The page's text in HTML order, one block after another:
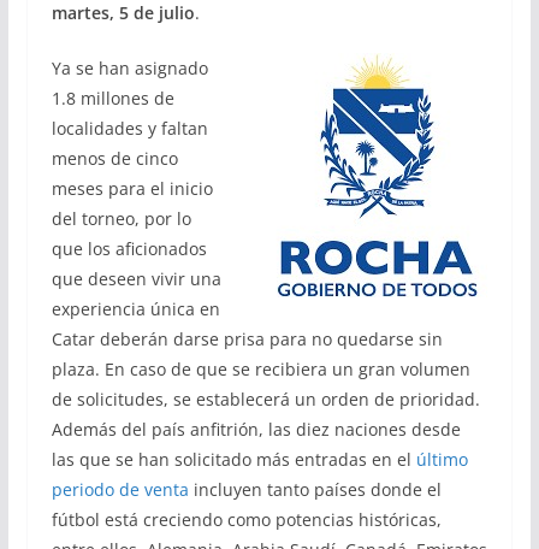
martes, 5 de julio.
Ya se han asignado
1.8 millones de
localidades y faltan
menos de cinco
meses para el inicio
del torneo, por lo
que los aficionados
que deseen vivir una
experiencia única en
Catar deberán darse prisa para no quedarse sin
plaza. En caso de que se recibiera un gran volumen
de solicitudes, se establecerá un orden de prioridad.
Además del país anfitrión, las diez naciones desde
las que se han solicitado más entradas en el último
periodo de venta incluyen tanto países donde el
fútbol está creciendo como potencias históricas,